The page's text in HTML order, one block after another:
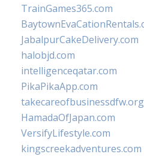
TrainGames365.com
JabalpurCakeDelivery.com
halobjd.com
intelligenceqatar.com
PikaPikaApp.com
takecareofbusinessdfw.org
HamadaOfJapan.com
VersifyLifestyle.com
kingscreekadventures.com